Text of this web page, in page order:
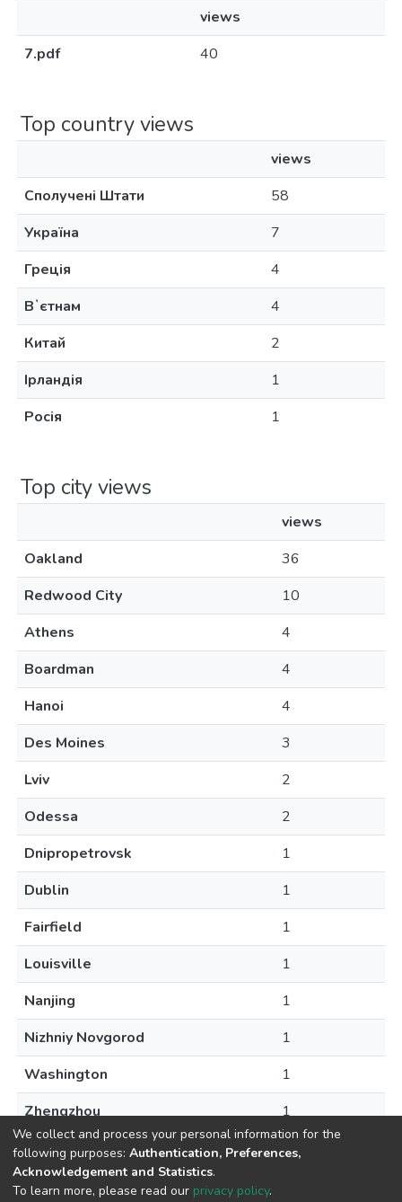
views
7.pdf
40
Top country views
views
Сполучені Штати
58
Україна
7
Греція
4
Вʼєтнам
4
Китай
2
Ірландія
1
Росія
1
Top city views
views
Oakland
36
Redwood City
10
Athens
4
Boardman
4
Hanoi
4
Des Moines
3
Lviv
2
Odessa
2
Dnipropetrovsk
1
Dublin
1
Fairfield
1
Louisville
1
Nanjing
1
Nizhniy Novgorod
1
Washington
1
Zhengzhou
1
We collect and process your personal information for the
following purposes: Authentication, Preferences,
Acknowledgement and Statistics.
To learn more, please read our privacy policy.